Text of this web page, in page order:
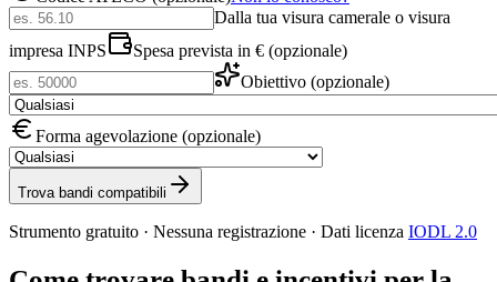
Dalla tua visura camerale o visura
impresa INPS
Spesa prevista in € (opzionale)
Obiettivo (opzionale)
Forma agevolazione (opzionale)
Trova bandi compatibili
Strumento gratuito · Nessuna registrazione · Dati licenza IODL 2.0